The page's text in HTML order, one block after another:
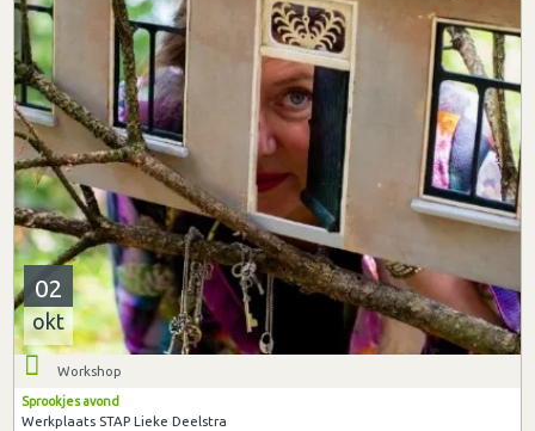
02
okt
Workshop
Sprookjes avond
Werkplaats STAP Lieke Deelstra